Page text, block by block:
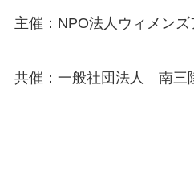
主催：NPO法人ウィメンズ
共催：一般社団法人 南三